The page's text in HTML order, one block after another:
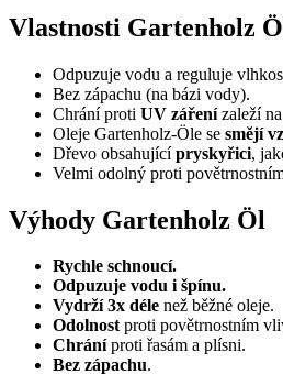
Vlastnosti Gartenholz
Odpuzuje vodu a reguluje
Bez zápachu (na bázi vody).
Chrání proti UV zářenízaleží
Oleje Gartenholz-Öle se smějí
Dřevo obsahujícípryskyřici,
Velmi odolný proti
Výhody Gartenholz Öl
Rychle schnoucí.
Odpuzuje vodu i špínu.
Vydrží 3x déle než běžné oleje.
Odolnostproti povětrnostním
Chráníproti řasám a plísni.
Bez zápachu.